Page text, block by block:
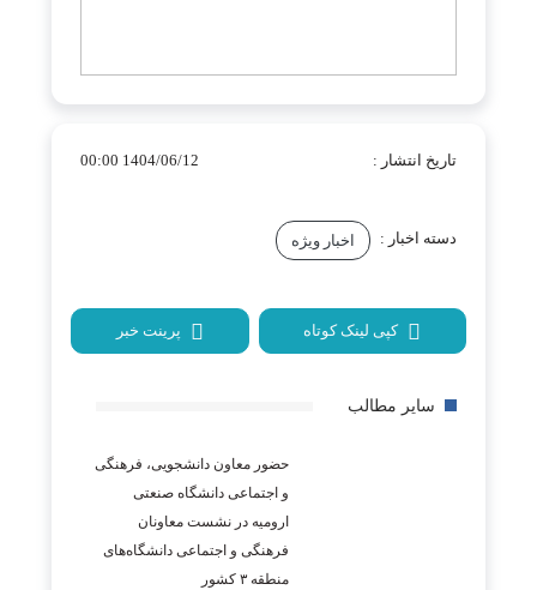
تاریخ انتشار : 1404/06/12 00:00
دسته اخبار : اخبار ویژه
کپی لینک کوتاه پرینت خبر
سایر مطالب
حضور معاون دانشجویی، فرهنگی
و اجتماعی دانشگاه صنعتی
ارومیه در نشست معاونان
فرهنگی و اجتماعی دانشگاه‌های
منطقه ۳ کشور